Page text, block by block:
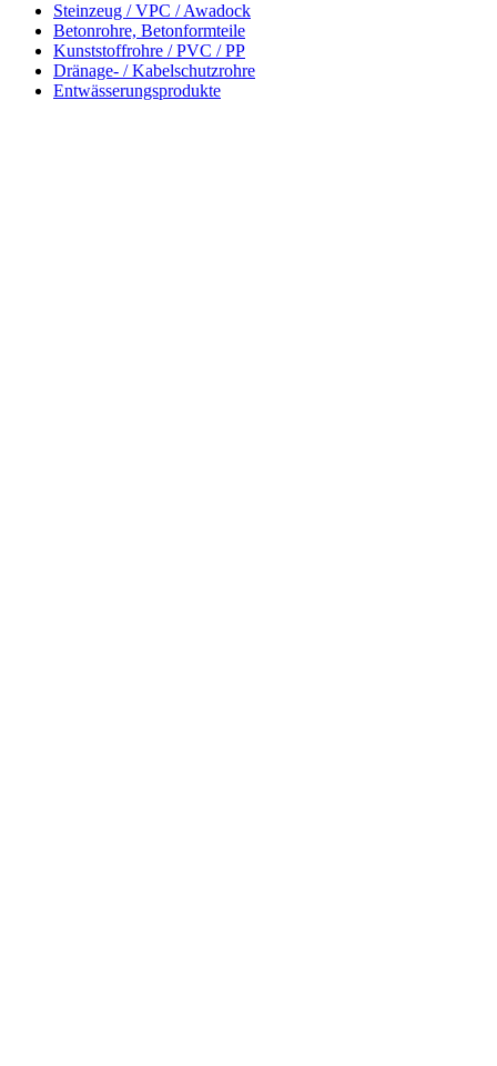
Steinzeug / VPC / Awadock
Betonrohre, Betonformteile
Kunststoffrohre / PVC / PP
Dränage- / Kabelschutzrohre
Entwässerungsprodukte